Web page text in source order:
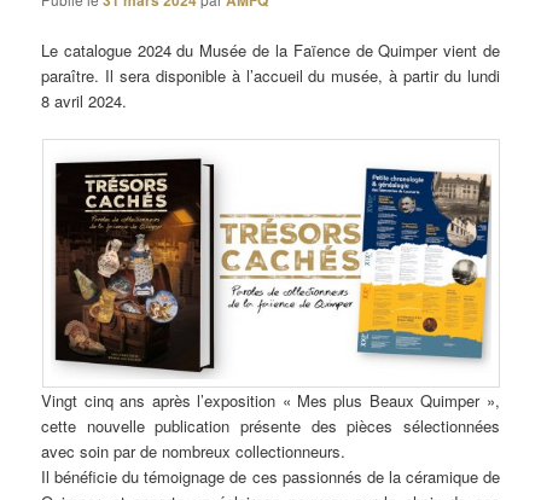
Le catalogue 2024 du Musée de la Faïence de Quimper vient de
paraître. Il sera disponible à l’accueil du musée, à partir du lundi
8 avril 2024.
Vingt cinq ans après l’exposition « Mes plus Beaux Quimper »,
cette nouvelle publication présente des pièces sélectionnées
avec soin par de nombreux collectionneurs.
Il bénéficie du témoignage de ces passionnés de la céramique de